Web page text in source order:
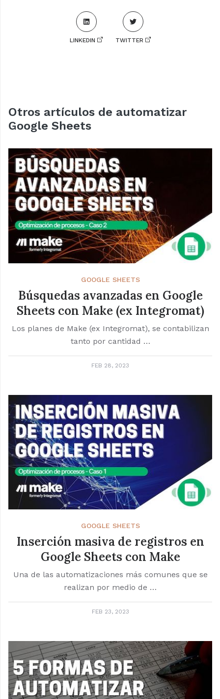
LINKEDIN TWITTER
Otros artículos de automatizar
Google Sheets
GOOGLE SHEETS
Búsquedas avanzadas en Google
Sheets con Make (ex Integromat)
Los planes de Make (ex Integromat), se contabilizan
tanto por cantidad …
FEB 28, 2023
GOOGLE SHEETS
Inserción masiva de registros en
Google Sheets con Make
Una de las automatizaciones más comunes que se
realizan por medio de …
FEB 23, 2023